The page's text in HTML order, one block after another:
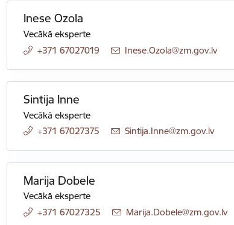
Inese Ozola
Vecākā eksperte
+371 67027019
E-pasts:
Inese.Ozola@zm.gov.lv
Sintija Inne
Vecākā eksperte
+371 67027375
E-pasts:
Sintija.Inne@zm.gov.lv
Marija Dobele
Vecākā eksperte
+371 67027325
E-pasts:
Marija.Dobele@zm.gov.lv